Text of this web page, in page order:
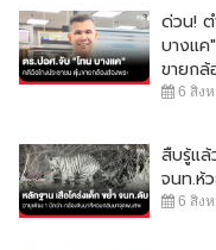
ด่วน! ต
บางแค
ขายกล้
6 สิง
สืบรู้แล้
จนท.ห้
6 สิง